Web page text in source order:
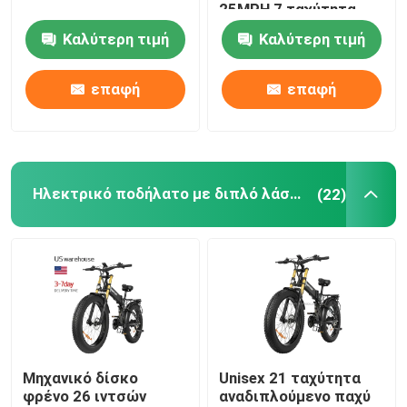
Σχετικά με εμάς
Γύρος εργοστασίων
Ποιοτικός έλεγχος
Ζητήστε ένα απόσπασμα
Ηλεκτρικό ποδήλατο Ridstar
Ηλεκτρικό ποδήλατο με διπλό λάστιχο
Ηλεκτρικά ποδήλατα πόλης
Καλύτερη τιμή
επαφή
25MPH 7 ταχύτητα
ηλεκτρικό ποδήλατο
Καλύτερη τιμή
επαφή
Ηλεκτρικό ποδήλατο με διπλό λάστιχο (22)
Μηχανικό δίσκο
φρένο 26 ιντσών
Unisex 21 ταχύτητα
αναδιπλούμενο παχύ